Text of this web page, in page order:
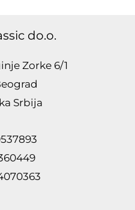
do.o.
Zorke 6/1
Srbija